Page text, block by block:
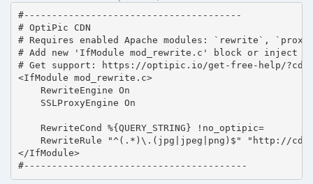
#---------------------------------------
# OptiPic CDN
# Requires enabled Apache modules: `rewrite`,
# Add new 'IfModule mod_rewrite.c' block or inject
# Get support: https://optipic.io/get-free-help/
<IfModule mod_rewrite.c>
    RewriteEngine On
    SSLProxyEngine On
    RewriteCond %{QUERY_STRING} !no_optipic=
RewriteRule "^(.*)\.(jpg|jpeg|png)$" "http://
</IfModule>
#----------------------------------------